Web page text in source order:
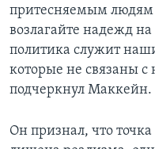
притесняемым людям
возлагайте надежд
политика служит
которые не связаны
подчеркнул Маккейн.
Он признал, что